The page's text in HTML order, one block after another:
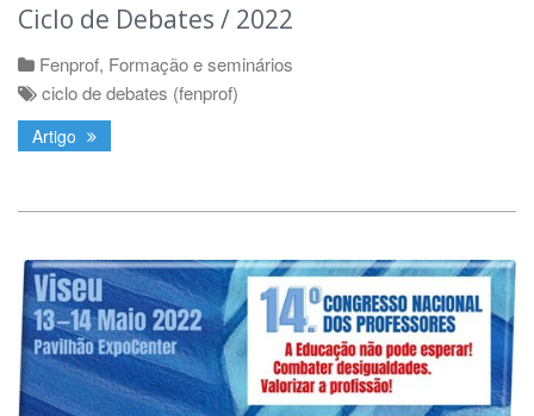
Ciclo de Debates / 2022
Fenprof, Formação e seminários
ciclo de debates (fenprof)
Artigo